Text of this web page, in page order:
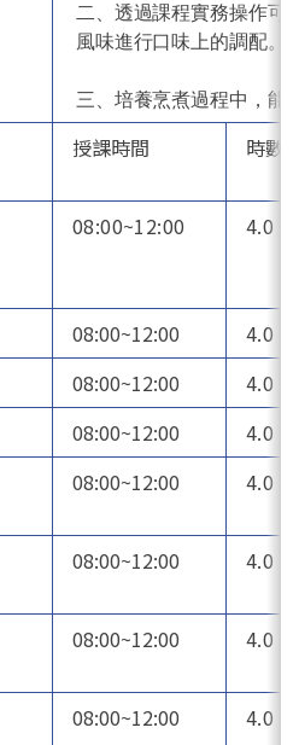
二、透過課程實務操作可
風味進行口味上的調配。
三、培養烹煮過程中，能
授課時間 時數
08:00~12:00 4.0
08:00~12:00
4.0
08:00~12:00
4.0
08:00~12:00
4.0
08:00~12:00 4.0
08:00~12:00 4.0
08:00~12:00 4.0
08:00~12:00 4.0